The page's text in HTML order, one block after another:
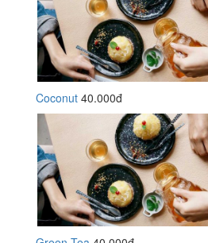
Coconut 40.000đ